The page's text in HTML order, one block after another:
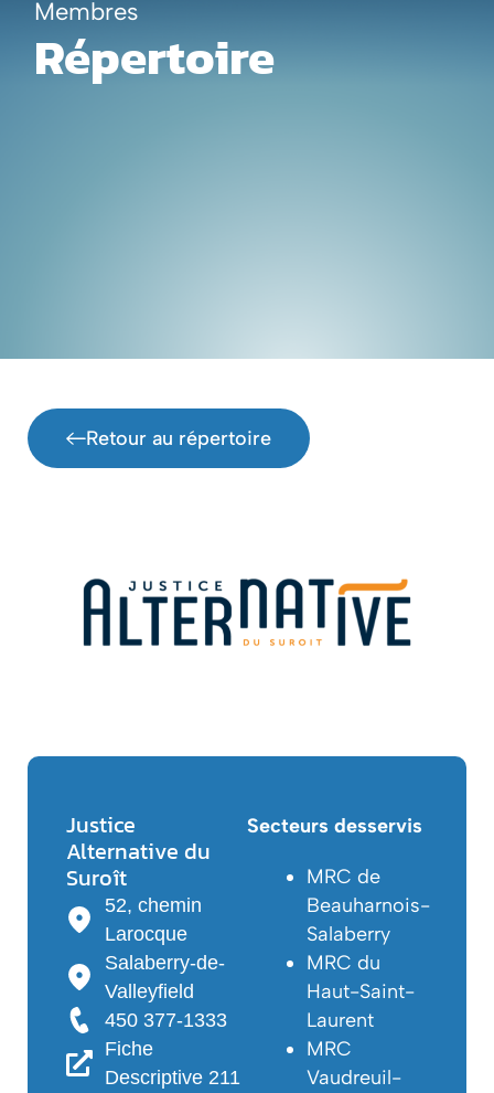
Aller
contenu
Membres
Répertoire
Retour au répertoire
Justice
Alternative du
Suroît
52, chemin
Larocque
Salaberry-de-
Valleyfield
450 377-1333
Fiche
Descriptive 211
Secteurs desservis
MRC de
Beauharnois-
Salaberry
MRC du
Haut-Saint-
Laurent
MRC
Vaudreuil-